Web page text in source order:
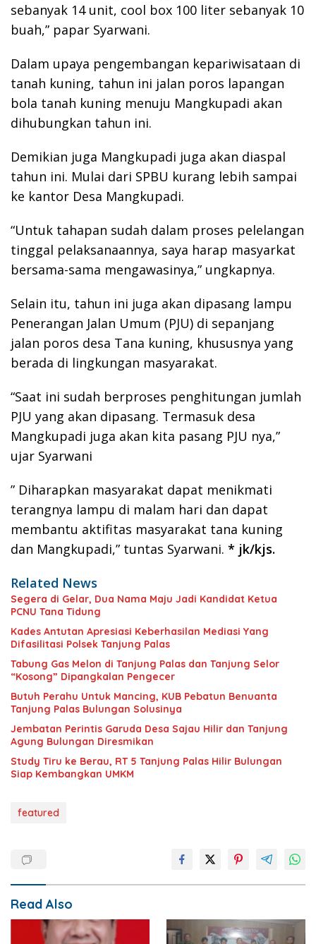
sebanyak 14 unit, cool box 100 liter sebanyak 10
buah,” papar Syarwani.
Dalam upaya pengembangan kepariwisataan di
tanah kuning, tahun ini jalan poros lapangan
bola tanah kuning menuju Mangkupadi akan
dihubungkan tahun ini.
Demikian juga Mangkupadi juga akan diaspal
tahun ini. Mulai dari SPBU kurang lebih sampai
ke kantor Desa Mangkupadi.
“Untuk tahapan sudah dalam proses pelelangan
tinggal pelaksanaannya, saya harap masyarkat
bersama-sama mengawasinya,” ungkapnya.
Selain itu, tahun ini juga akan dipasang lampu
Penerangan Jalan Umum (PJU) di sepanjang
jalan poros desa Tana kuning, khususnya yang
berada di lingkungan masyarakat.
“Saat ini sudah berproses penghitungan jumlah
PJU yang akan dipasang. Termasuk desa
Mangkupadi juga akan kita pasang PJU nya,”
ujar Syarwani
” Diharapkan masyarakat dapat menikmati
terangnya lampu di malam hari dan dapat
membantu aktifitas masyarakat tana kuning
dan Mangkupadi,” tuntas Syarwani. * jk/kjs.
Related News
Segera di Gelar, Dua Nama Maju Jadi Kandidat Ketua
PCNU Tana Tidung
Kades Antutan Apresiasi Keberhasilan Mediasi Yang
Difasilitasi Polsek Tanjung Palas
Tabung Gas Melon di Tanjung Palas dan Tanjung Selor
“Kosong” Dipangkalan Pengecer
Butuh Perahu Untuk Mancing, KUB Pebatun Benuanta
Tanjung Palas Bulungan Solusinya
Jembatan Perintis Garuda Desa Sajau Hilir dan Tanjung
Agung Bulungan Diresmikan
Study Tiru ke Berau, RT 5 Tanjung Palas Hilir Bulungan
Siap Kembangkan UMKM
featured
Read Also